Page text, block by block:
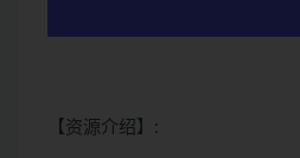
【资源介绍】: